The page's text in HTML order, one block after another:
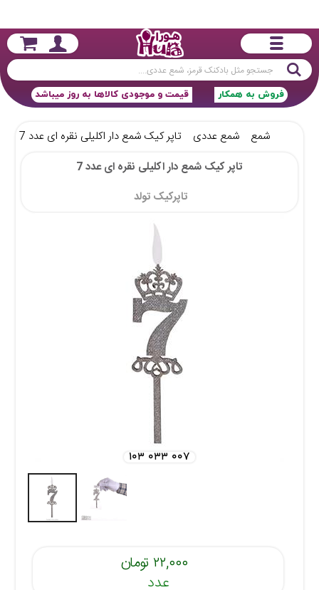
جستجو
قیمت و موجودی کالاها به روز میباشد فروش به همکار
شمع شمع عددی
تاپر کیک شمع دار اکلیلی نقره ای عدد 7
تاپر کیک شمع دار اکلیلی نقره ای عدد 7
تاپرکیک تولد
۱۰۳ ۰۳۳ ۰۰۷
۲۲,۰۰۰ تومان
عدد